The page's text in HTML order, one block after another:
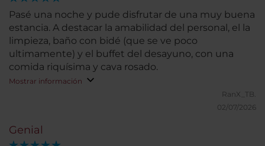
Pasé una noche y pude disfrutar de una muy buena
estancia. A destacar la amabilidad del personal, el la
limpieza, baño con bidé (que se ve poco
ultimamente) y el buffet del desayuno, con una
comida riquísima y cava rosado.
Mostrar información
RanX_TB.
02/07/2026
Genial